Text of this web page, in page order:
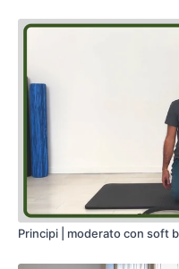
Principi | moderato con soft